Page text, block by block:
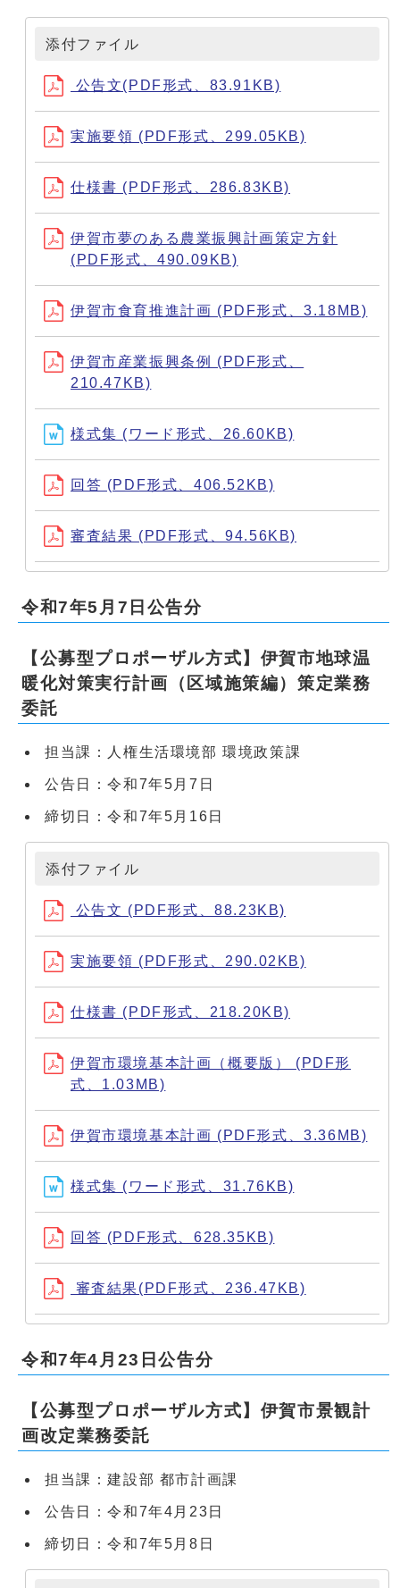
添付ファイル
公告文(PDF形式、83.91KB)
実施要領 (PDF形式、299.05KB)
仕様書 (PDF形式、286.83KB)
伊賀市夢のある農業振興計画策定方針
(PDF形式、490.09KB)
伊賀市食育推進計画 (PDF形式、3.18MB)
伊賀市産業振興条例 (PDF形式、
210.47KB)
様式集 (ワード形式、26.60KB)
回答 (PDF形式、406.52KB)
審査結果 (PDF形式、94.56KB)
令和7年5月7日公告分
【公募型プロポーザル方式】伊賀市地球温
暖化対策実行計画（区域施策編）策定業務
委託
担当課：人権生活環境部 環境政策課
公告日：令和7年5月7日
締切日：令和7年5月16日
添付ファイル
公告文 (PDF形式、88.23KB)
実施要領 (PDF形式、290.02KB)
仕様書 (PDF形式、218.20KB)
伊賀市環境基本計画（概要版） (PDF形
式、1.03MB)
伊賀市環境基本計画 (PDF形式、3.36MB)
様式集 (ワード形式、31.76KB)
回答 (PDF形式、628.35KB)
審査結果(PDF形式、236.47KB)
令和7年4月23日公告分
【公募型プロポーザル方式】伊賀市景観計
画改定業務委託
担当課：建設部 都市計画課
公告日：令和7年4月23日
締切日：令和7年5月8日